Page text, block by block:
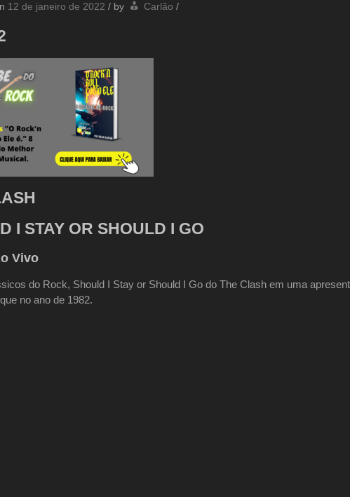
12 de janeiro de 2022 / by Carlão /
I STAY OR SHOULD I GO
Vivo
do Rock, Should I Stay or Should I Go do The Clash em uma
no ano de 1982.